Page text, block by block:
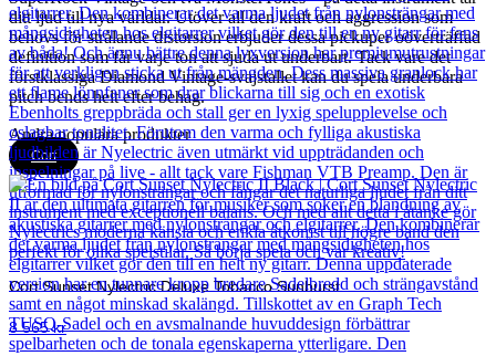
ditt ljud till nya världar. Utöver all den kraft och aggression som
behövs för strålande distorsion erbjuder dessa pickuper oöverträffad
definition som får varje ton att sjuda ut underbart. Tack vare det
förstklassiga Diamond Vintage-svajstallet kan du spela underbara
pitch bends helt efter behag.
Andra populära produkter
Cort
Cort Sunset Nylectric Deluxe Tobacco Sunburst
8 565kr